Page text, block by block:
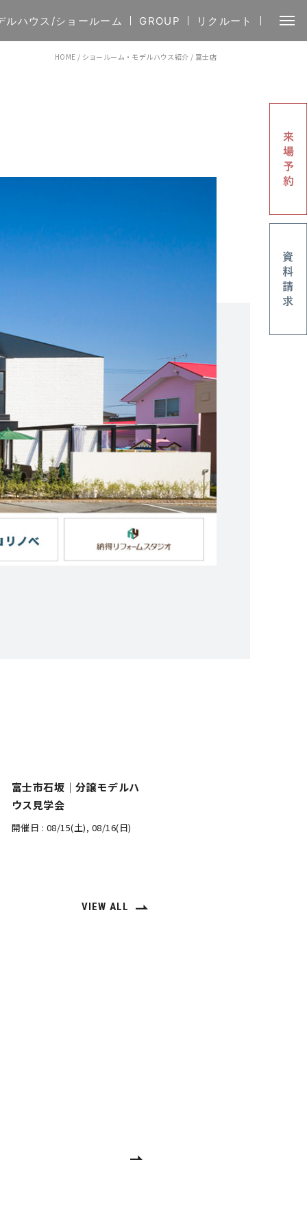
ルハウス/ショールーム GROUP リクルート
HOME / ショールーム・モデルハウス紹介 / 富士店
富士市石坂｜分譲モデルハ
ウス見学会
開催日 : 08/15(土), 08/16(日)
VIEW ALL